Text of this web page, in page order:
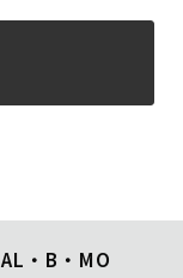
・B・MO